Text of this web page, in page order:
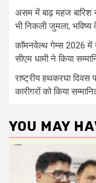
असम में बाढ़ महज बारिश
भी निकली जुमला,
कॉमनवेल्थ गेम्स 2026 में
सीएम धामी ने किया
राष्ट्रीय हथकरघा
कारीगरों को किया
YOU MAY